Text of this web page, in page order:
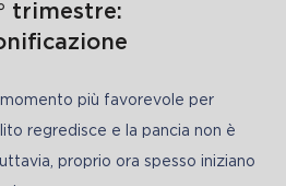
trimestre:
più favorevole per
regredisce e la pancia non è
proprio ora spesso iniziano